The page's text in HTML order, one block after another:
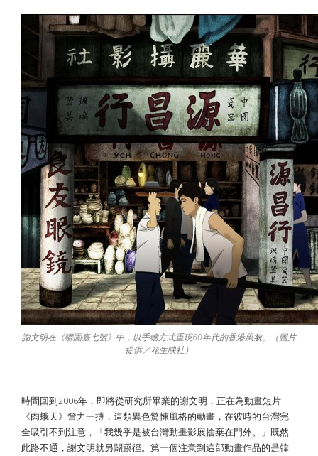
謝文明在《繼園臺七號》中，以手繪方式重現60年代的香港風貌。（圖片
提供／花生映社）
時間回到2006年，即將從研究所畢業的謝文明，正在為動畫短片
《肉蛾天》奮力一搏，這類異色驚悚風格的動畫，在彼時的台灣完
全吸引不到注意，「我幾乎是被台灣動畫影展捨棄在門外。」既然
此路不通，謝文明就另闢蹊徑。第一個注意到這部動畫作品的是韓